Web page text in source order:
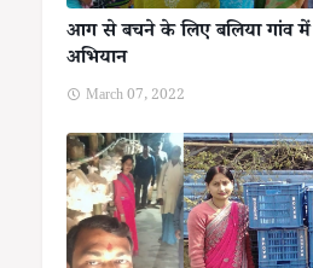
आग से बचने के लिए बलिया गांव में
अभियान
March 07, 2022